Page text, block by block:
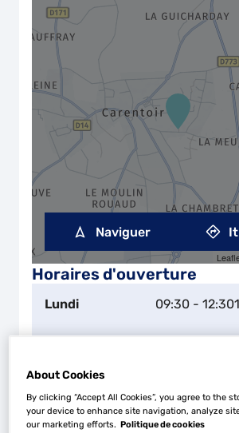
Horaires d'ouverture
Lundi 09:30 - 12:30
Jeudi 08:30 - 12:30
Naviguer
About Cookies
By clicking “Accept All Cookies”, you agree to the
your device to enhance site navigation, analyze
our marketing efforts. Politique de cookies